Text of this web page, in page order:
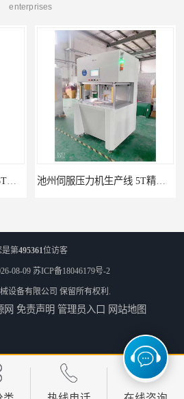
enterprises
山东伺服压力机制造厂家 5T精密伺服压力机 布斯威机械设备 淮北伺服压力机生产线 5T精密伺服压力机 布斯威机械设备
是第495361位访客
08-09 苏ICP备18046179号-2
设备有限公司 保留所有权利.
网 免责声明 管理员入口 网站地图